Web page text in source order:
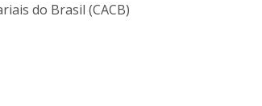
do Brasil (CACB)